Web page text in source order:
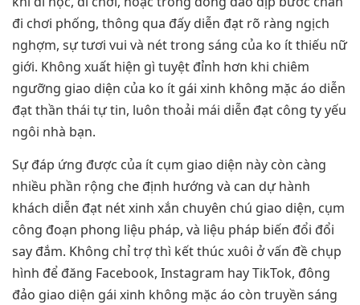
đi chơi phống, thông qua đấy diễn đạt rõ ràng ngịch
nghợm, sự tươi vui và nét trong sáng của ko ít thiếu nữ
giới. Không xuất hiện gì tuyệt đỉnh hơn khi chiêm
ngưỡng giao diện của ko ít gái xinh không mặc áo diễn
đạt thần thái tự tin, luôn thoải mái diễn đạt công ty yếu
ngôi nhà bạn.
Sự đáp ứng được của ít cụm giao diện này còn càng
nhiều phần rộng che định hướng và can dự hành
khách diễn đạt nét xinh xắn chuyên chú giao diện, cụm
công đoạn phong liệu pháp, và liệu pháp biến đổi đổi
say đắm. Không chỉ trợ thì kết thúc xuôi ở vấn đề chụp
hình để đăng Facebook, Instagram hay TikTok, đông
đảo giao diện gái xinh không mặc áo còn truyền sáng